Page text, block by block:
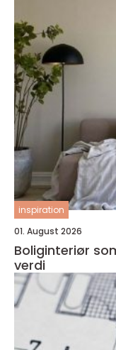
inspiration
01. August 2026
Boliginteriør
verdi